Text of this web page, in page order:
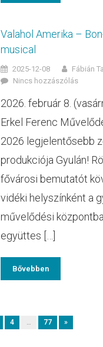
Valahol Amerika –
musical
2025-12-08
Fábián
Nincs hozzászólás
2026. február 8.
Erkel Ferenc
2026 legjelentősebb
produkciója Gyulán!
fővárosi bemutatót
vidéki helyszínként a
művelődési
együttes […]
Bővebben
4 … 77 »